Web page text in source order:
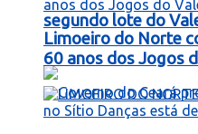
segundo lote do
Limoeiro do Norte
60 anos dos Jogos